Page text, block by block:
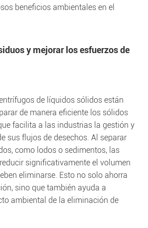
beneficios ambientales en el
y mejorar los esfuerzos de
de líquidos sólidos están
de manera eficiente los sólidos
facilita a las industrias la gestión y
sus flujos de desechos. Al separar
como lodos o sedimentos, las
significativamente el volumen
eliminarse. Esto no solo ahorra
sino que también ayuda a
ambiental de la eliminación de